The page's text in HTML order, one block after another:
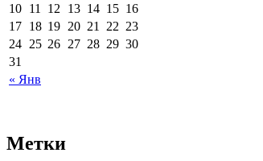
« Янв
10 11 12 13 14 15 16
17 18 19 20 21 22 23
24 25 26 27 28 29 30
31
Метки